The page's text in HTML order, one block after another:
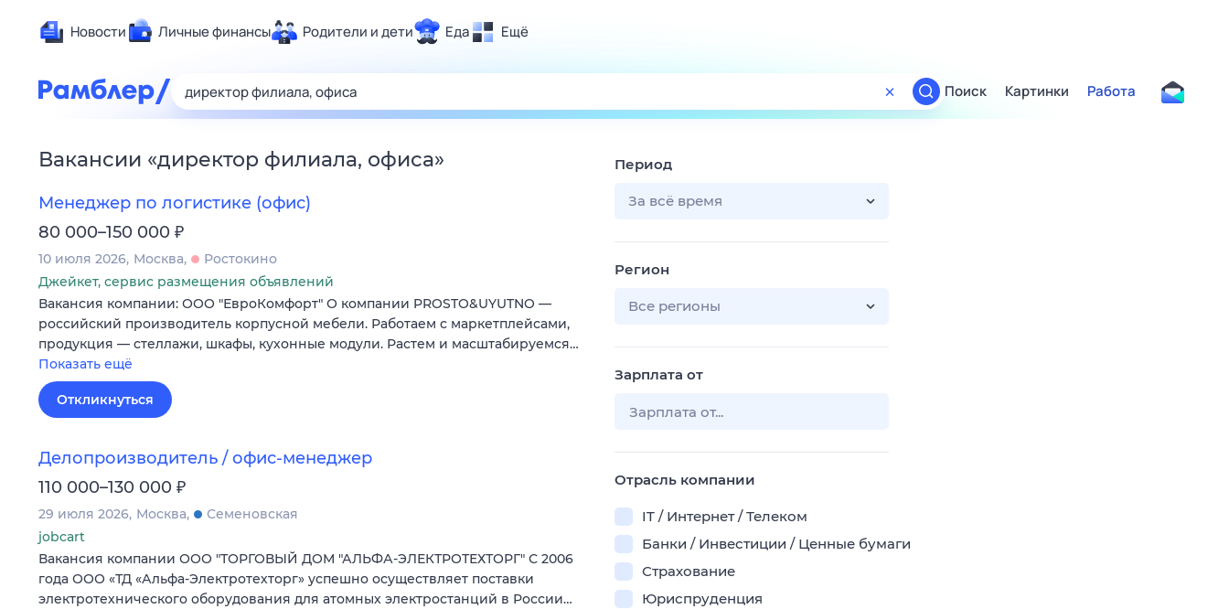
Новости Личные финансы Родители и дети Еда Ещё
Здоровье
Развлечения и отдых
Спорт
Сберегаем вместе
Гороскопы
Поиск
ТВ-программа
Поиск Картинки Работа
Вакансии «директор филиала, офиса»
Менеджер по логистике (офис)
80 000–150 000 ₽
10 июля 2026 Москва
Ростокино
Джейкет, сервис размещения объявлений
Вакансия компании: ООО "ЕвроКомфорт" О компании PROSTO&UYUTNO —
российский производитель корпусной мебели. Работаем с маркетплейсами,
продукция — стеллажи, шкафы, кухонные модули. Растем и масштабируемся…
Показать ещё
Откликнуться
Делопроизводитель / офис-менеджер
110 000–130 000 ₽
29 июля 2026 Москва
Семеновская
jobcart
Вакансия компании ООО "ТОРГОВЫЙ ДОМ "АЛЬФА-ЭЛЕКТРОТЕХТОРГ" С 2006
года ООО «ТД «Альфа-Электротехторг» успешно осуществляет поставки
электротехнического оборудования для атомных электростанций в России…
Период
За всё время
Регион
Все регионы
Зарплата от
Отрасль компании
IT / Интернет / Телеком
Банки / Инвестиции / Ценные бумаги
Страхование
Юриспруденция